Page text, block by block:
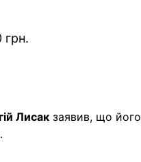
грн.
Лисак заявив, що його